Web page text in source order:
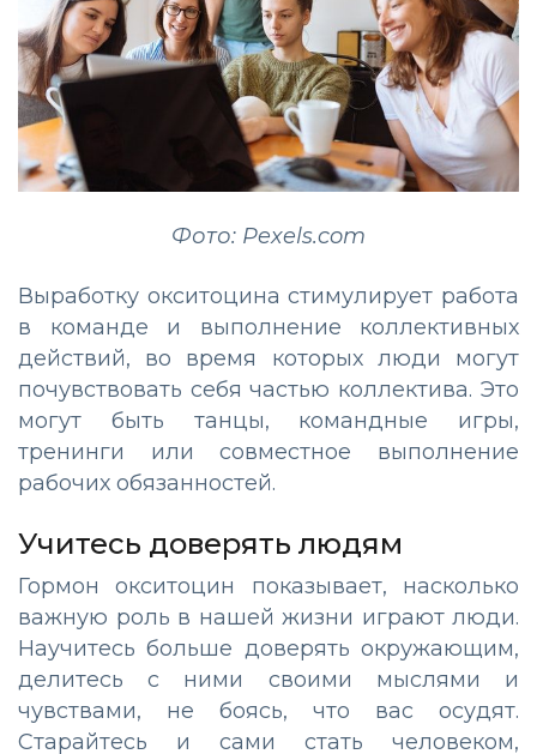
Фото: Pexels.com
Выработку окситоцина стимулирует работа
в команде и выполнение коллективных
действий, во время которых люди могут
почувствовать себя частью коллектива. Это
могут быть танцы, командные игры,
тренинги или совместное выполнение
рабочих обязанностей.
Учитесь доверять людям
Гормон окситоцин показывает, насколько
важную роль в нашей жизни играют люди.
Научитесь больше доверять окружающим,
делитесь с ними своими мыслями и
чувствами, не боясь, что вас осудят.
Старайтесь и сами стать человеком,